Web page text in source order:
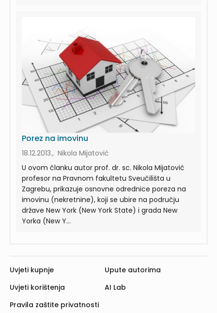
Porez na imovinu
18.12.2013., Nikola Mijatović
U ovom članku autor prof. dr. sc. Nikola Mijatović
profesor na Pravnom fakultetu Sveučilišta u
Zagrebu, prikazuje osnovne odrednice poreza na
imovinu (nekretnine), koji se ubire na području
države New York (New York State) i grada New
Yorka (New Y...
Uvjeti kupnje
Uvjeti korištenja
Pravila zaštite privatnosti
Upute autorima
AI Lab